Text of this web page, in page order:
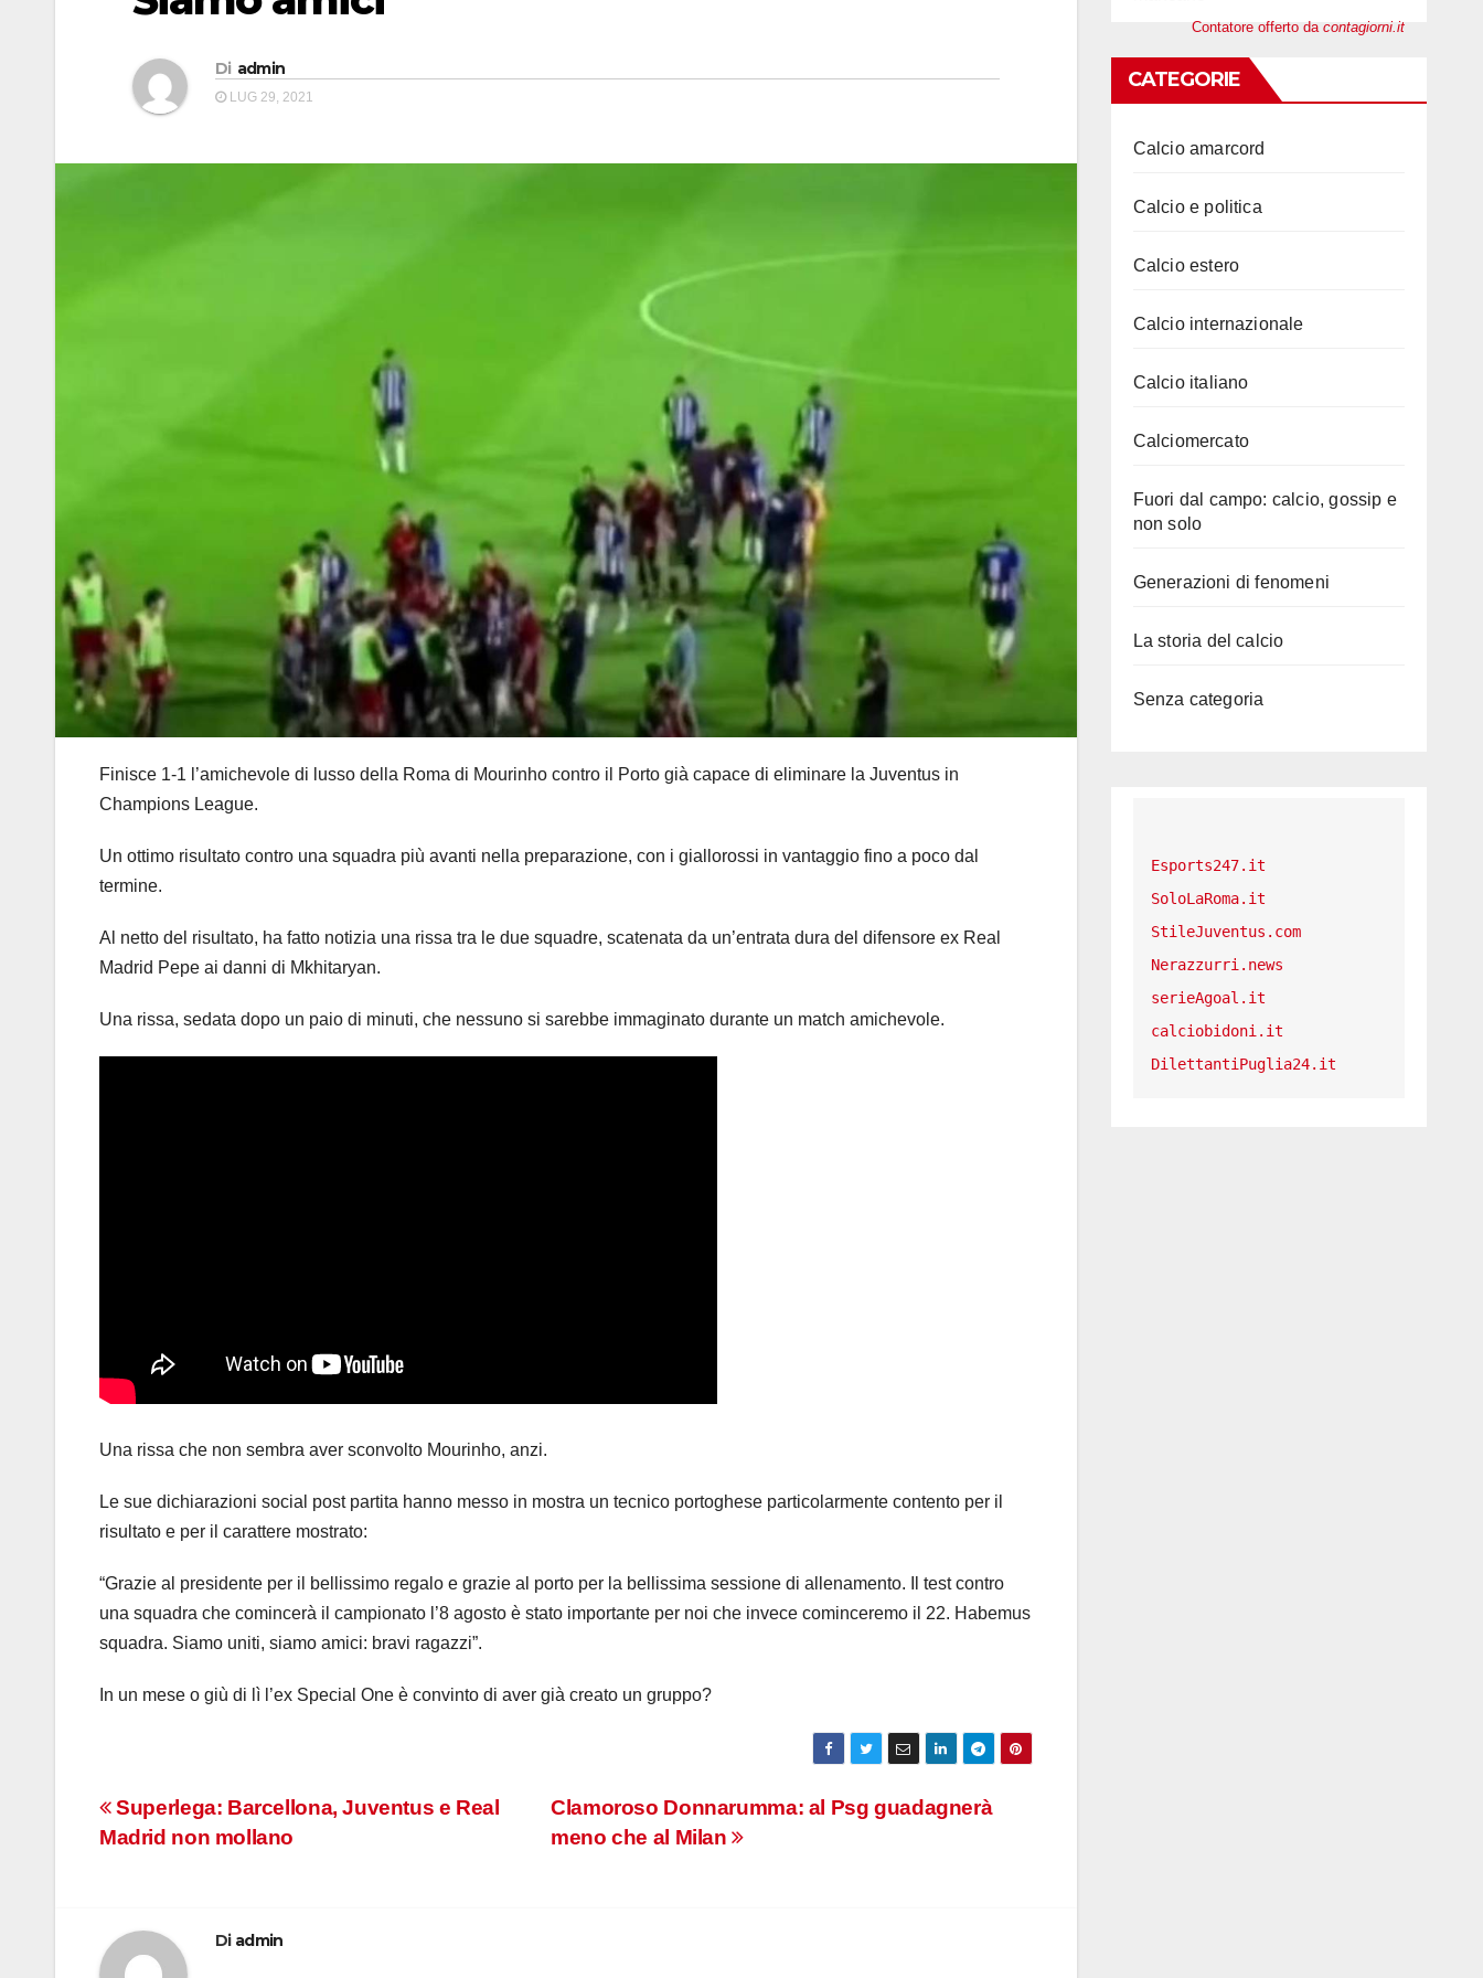
Di admin
LUG 29, 2021
Finisce 1-1 l’amichevole di lusso della Roma di Mourinho contro il Porto già capace di eliminare la Juventus in
Champions League.
Un ottimo risultato contro una squadra più avanti nella preparazione, con i giallorossi in vantaggio fino a poco dal
termine.
Al netto del risultato, ha fatto notizia una rissa tra le due squadre, scatenata da un’entrata dura del difensore ex Real
Madrid Pepe ai danni di Mkhitaryan.
Una rissa, sedata dopo un paio di minuti, che nessuno si sarebbe immaginato durante un match amichevole.
Una rissa che non sembra aver sconvolto Mourinho, anzi.
Le sue dichiarazioni social post partita hanno messo in mostra un tecnico portoghese particolarmente contento per il
risultato e per il carattere mostrato:
“Grazie al presidente per il bellissimo regalo e grazie al porto per la bellissima sessione di allenamento. Il test contro
una squadra che comincerà il campionato l’8 agosto è stato importante per noi che invece cominceremo il 22. Habemus
squadra. Siamo uniti, siamo amici: bravi ragazzi”.
In un mese o giù di lì l’ex Special One è convinto di aver già creato un gruppo?
Navigazione
Clamoroso Donnarumma: al Psg guadagnerà
meno che al Milan
Superlega: Barcellona, Juventus e Real
Madrid non mollano
Di admin
Contatore offerto da contagiorni.it
CATEGORIE
Calcio amarcord
Calcio e politica
Calcio estero
Calcio internazionale
Calcio italiano
Calciomercato
Fuori dal campo: calcio, gossip e
non solo
Generazioni di fenomeni
La storia del calcio
Senza categoria
Esports247.it
SoloLaRoma.it
StileJuventus.com
Nerazzurri.news
serieAgoal.it
calciobidoni.it
DilettantiPuglia24.it